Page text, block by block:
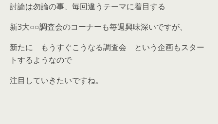
討論は勿論の事、毎回違うテーマに着目する
新3大○○調査会のコーナーも毎週興味深いですが、
新たに もうすぐこうなる調査会 という企画もスター
トするようなので
注目していきたいですね。